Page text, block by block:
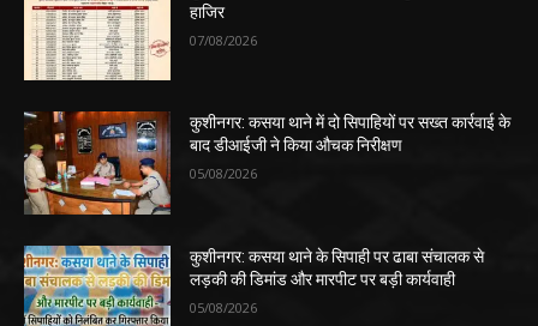
हाजिर
07/08/2026
कुशीनगर: कसया थाने में दो सिपाहियों पर सख्त कार्रवाई के
बाद डीआईजी ने किया औचक निरीक्षण
05/08/2026
कुशीनगर: कसया थाने के सिपाही पर ढाबा संचालक से
लड़की की डिमांड और मारपीट पर बड़ी कार्यवाही
05/08/2026